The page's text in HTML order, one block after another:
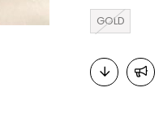
GOLD